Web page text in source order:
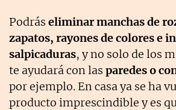
Podrás eliminar manchas de
zapatos, rayones de colores e
salpicaduras, y no solo de los
te ayudará con las paredes o
por ejemplo. En casa ya se ha
producto imprescindible y es